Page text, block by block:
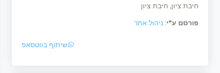
חיבת ציון, חיבת ציון
פורסם ע"י: ניהול אתר
שיתוף בווטסאפ